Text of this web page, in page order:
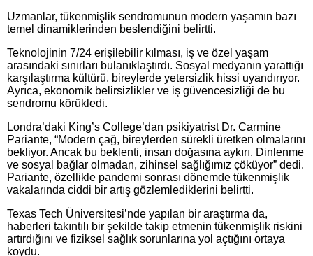
Uzmanlar, tükenmişlik sendromunun modern yaşamın bazı
temel dinamiklerinden beslendiğini belirtti.
Teknolojinin 7/24 erişilebilir kılması, iş ve özel yaşam
arasındaki sınırları bulanıklaştırdı. Sosyal medyanın yarattığı
karşılaştırma kültürü, bireylerde yetersizlik hissi uyandırıyor.
Ayrıca, ekonomik belirsizlikler ve iş güvencesizliği de bu
sendromu körükledi.
Londra’daki King’s College’dan psikiyatrist Dr. Carmine
Pariante, “Modern çağ, bireylerden sürekli üretken olmalarını
bekliyor. Ancak bu beklenti, insan doğasına aykırı. Dinlenme
ve sosyal bağlar olmadan, zihinsel sağlığımız çöküyor” dedi.
Pariante, özellikle pandemi sonrası dönemde tükenmişlik
vakalarında ciddi bir artış gözlemlediklerini belirtti.
Texas Tech Üniversitesi’nde yapılan bir araştırma da,
haberleri takıntılı bir şekilde takip etmenin tükenmişlik riskini
artırdığını ve fiziksel sağlık sorunlarına yol açtığını ortaya
koydu.